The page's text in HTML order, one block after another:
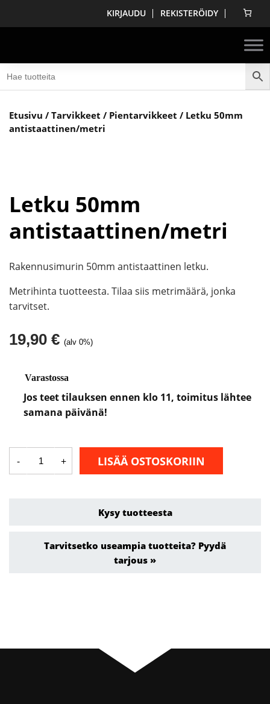
KIRJAUDU REKISTERÖIDY
Etusivu / Tarvikkeet / Pientarvikkeet / Letku 50mm
antistaattinen/metri
Letku 50mm
antistaattinen/metri
Rakennusimurin 50mm antistaattinen letku.
Metrihinta tuotteesta. Tilaa siis metrimäärä, jonka
tarvitset.
19,90 € (alv 0%)
Varastossa
Jos teet tilauksen ennen klo 11, toimitus lähtee
samana päivänä!
-
Letku
50mm
antistaattinen/metri
+ LISÄÄ OSTOSKORIIN
Kysy tuotteesta
Tarvitsetko useampia tuotteita? Pyydä
tarjous »